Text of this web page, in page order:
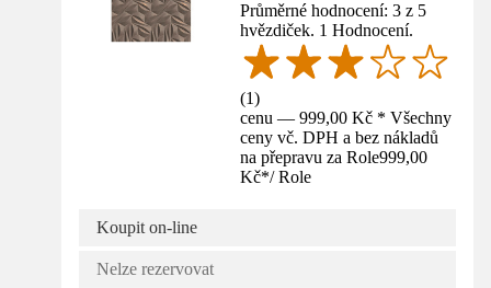
Průměrné hodnocení: 3 z 5
hvězdiček. 1 Hodnocení.
(1)
cenu — 999,00 Kč * Všechny
ceny vč. DPH a bez nákladů
na přepravu za Role999,00
Kč*/ Role
Koupit on-line
Nelze rezervovat